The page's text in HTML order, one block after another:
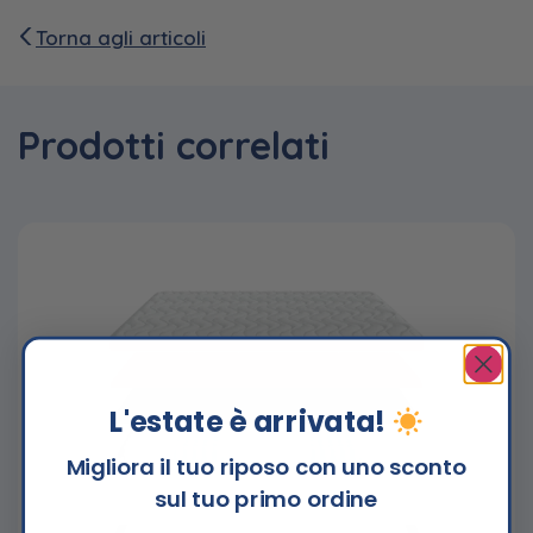
Torna agli articoli
Prodotti correlati
L'estate è arrivata!
Migliora il tuo riposo con uno sconto
sul tuo primo ordine